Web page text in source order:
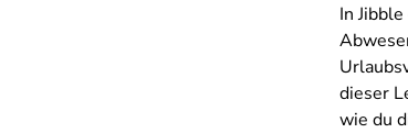
In
dieser
wie du